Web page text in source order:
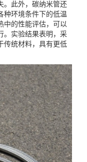
。此外，碳纳米管还
种环境条件下的低温
中的性能评估，可以
。实验结果表明，采
传统材料，具有更低